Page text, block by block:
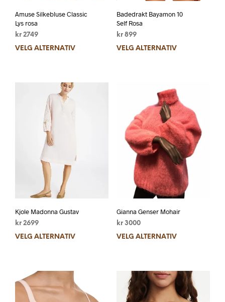
Amuse Silkebluse Classic
Lys rosa
kr 2749
VELG ALTERNATIV
Badedrakt Bayamon 10
Self Rosa
kr899
VELG ALTERNATIV
Kjole Madonna Gustav
kr 2699
VELG ALTERNATIV
Gianna Genser Mohair
kr3000
VELG ALTERNATIV